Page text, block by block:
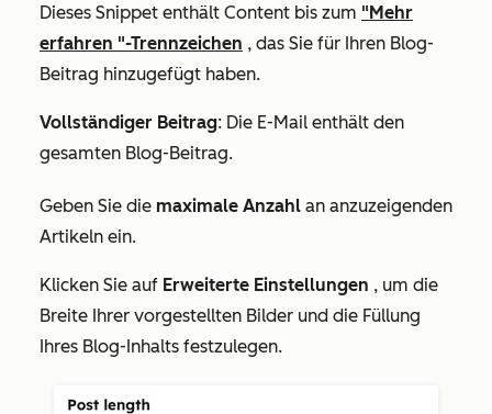
Dieses Snippet enthält Content bis zum "Mehr
erfahren "-Trennzeichen , das Sie für Ihren Blog-
Beitrag hinzugefügt haben.
Vollständiger Beitrag: Die E-Mail enthält den
gesamten Blog-Beitrag.
Geben Sie die maximale Anzahl an anzuzeigenden
Artikeln ein.
Klicken Sie auf Erweiterte Einstellungen , um die
Breite Ihrer vorgestellten Bilder und die Füllung
Ihres Blog-Inhalts festzulegen.